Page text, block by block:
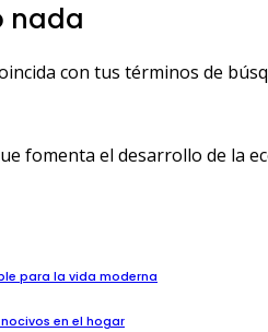
nada
con tus términos de
fomenta el desarrollo de
para la vida moderna
en el hogar